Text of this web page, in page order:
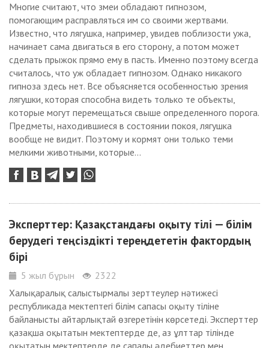
Многие считают, что змеи обладают гипнозом,
помогающим расправляться им со своими жертвами.
Известно, что лягушка, например, увидев поблизости ужа,
начинает сама двигаться в его сторону, а потом может
сделать прыжок прямо ему в пасть. Именно поэтому всегда
считалось, что уж обладает гипнозом. Однако никакого
гипноза здесь нет. Все объясняется особенностью зрения
лягушки, которая способна видеть только те объекты,
которые могут перемещаться свыше определенного порога.
Предметы, находившиеся в состоянии покоя, лягушка
вообще не видит. Поэтому и кормят они только теми
мелкими животными, которые...
Эксперттер: Қазақстандағы оқыту тілі — білім
берудегі теңсіздікті тереңдететін фактордың
бірі
5 жыл бұрын
2322
Халықаралық салыстырмалы зерттеулер нәтижесі
республикада мектептегі білім сапасы оқыту тіліне
байланысты айтарлықтай өзгеретінін көрсетеді. Эксперттер
қазақша оқытатын мектептерде де, аз ұлттар тілінде
оқытатын мектептерде де сапалы әдебиеттер мен